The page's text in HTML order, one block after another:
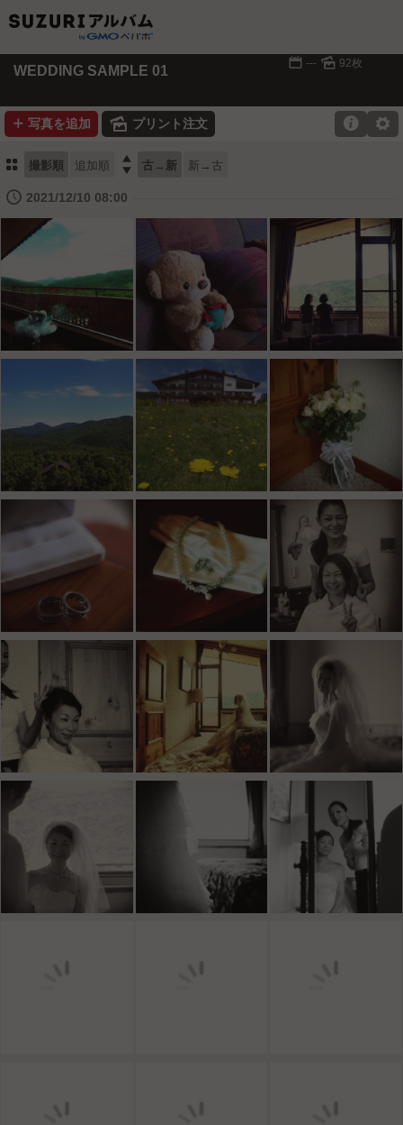
WEDDING SAMPLE 01 📅 --- 🌄 92枚
➕ 写真を追加 🌄 プリント注文 ⚙

⚏ 撮影順 追加順  古→新 新→古
🕔 2021/12/10 08:00